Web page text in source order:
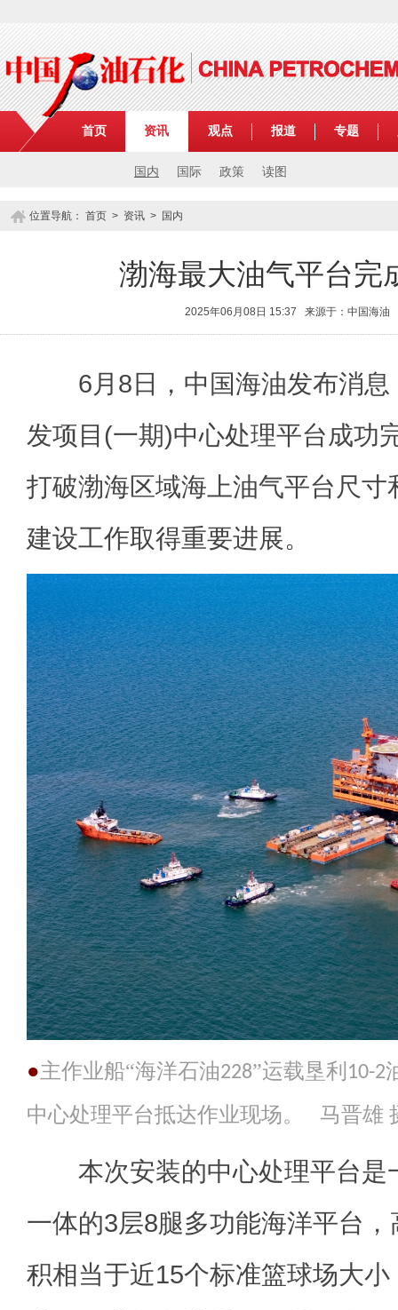
首页 资讯
国内 国际 政策 读图
观点 报道 专题
位置导航： 首页 > 资讯 > 国内
渤海最大油气平台完
2025年06月08日 15:37 来源于：中国海油
6月8日，中国海油发布消息
发项目(一期)中心处理平台成功
打破渤海区域海上油气平台尺寸
建设工作取得重要进展。
●主作业船“海洋石油228”运载垦利 10-2
中心处理平台抵达作业现场。 马晋雄
本次安装的中心处理平台是
一体的3层8腿多功能海洋平台
积相当于近15个标准篮球场大